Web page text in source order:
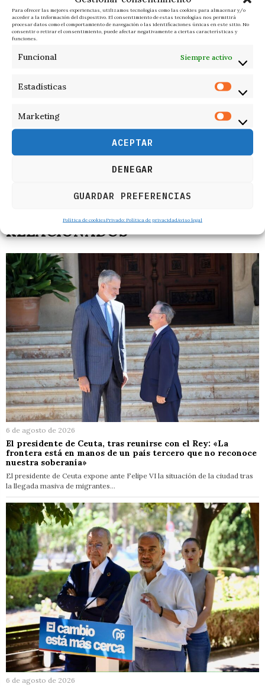
Para ofrecer las mejores experiencias, utilizamos tecnologías como las cookies para almacenar y/o
acceder a la información del dispositivo. El consentimiento de estas tecnologías nos permitirá
procesar datos como el comportamiento de navegación o las identificaciones únicas en este sitio. No
consentir o retirar el consentimiento, puede afectar negativamente a ciertas características y
funciones.
Funcional Siempre activo
Estadísticas
Marketing
ACEPTAR
DENEGAR
GUARDAR PREFERENCIAS
Política de cookiesPrivado: Política de privacidadAviso legal
RELACIONADOS
6 de agosto de 2026
El presidente de Ceuta, tras reunirse con el Rey: «La
frontera está en manos de un país tercero que no reconoce
nuestra soberanía»
El presidente de Ceuta expone ante Felipe VI la situación de la ciudad tras
la llegada masiva de migrantes…
6 de agosto de 2026